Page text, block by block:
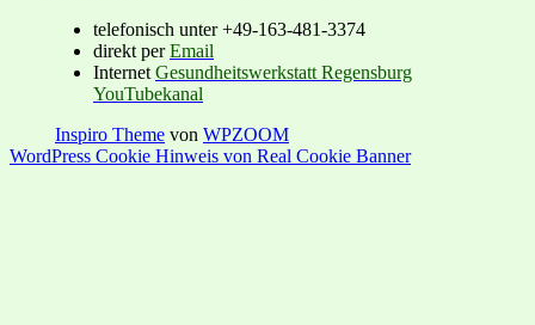
telefonisch unter +49-163-481-3374
direkt perEmail
Internet Gesundheitswerkstatt Regensburg
YouTubekanal
Inspiro Theme von WPZOOM
WordPress Cookie Hinweis von Real Cookie Banner